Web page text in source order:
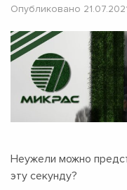
Опубликовано
Неужели можно
эту секунду?